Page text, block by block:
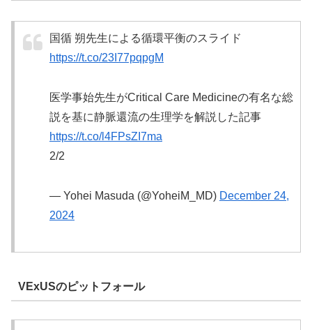
国循 朔先生による循環平衡のスライド
https://t.co/23I77pqpgM
医学事始先生がCritical Care Medicineの有名な総
説を基に静脈還流の生理学を解説した記事
https://t.co/l4FPsZI7ma
2/2
— Yohei Masuda (@YoheiM_MD) December 24,
2024
VExUSのピットフォール